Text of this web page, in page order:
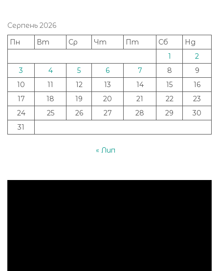
Серпень 2026
Пн
Вт Ср Чт Пт Сб
Нд
1
2
3
4 5 6 7 8
9
10
11 12 13 14 15
16
17
18 19 20 21 22
23
24
25 26 27 28 29
30
31
« Лип